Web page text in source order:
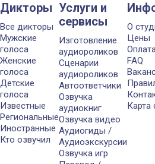
Дикторы
Все дикторы
Мужские
голоса
Женские
голоса
Детские
голоса
Известные
Региональные
Иностранные
Кто озвучил
Услуги и
сервисы
Изготовление
аудиороликов
Сценарии
аудиороликов
Автоответчики
Озвучка
аудиокниг
Озвучка видео
Аудиогиды /
Аудиоэкскурсии
Озвучка игр
О
Цены
FAQ
Карта